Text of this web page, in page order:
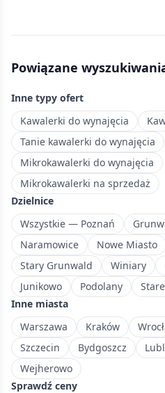
przystępne
na
lub
pod
inwestycję.
Dynamiczna
dzielnica
Poznania
z
uniwersytetem
i
życiem
studenckim.
Powiązane
Inne typy ofert
Kawalerki do wynajęcia
Tanie kawalerki do wynajęcia
Mikrokawalerki do wynajęcia
Mikrokawalerki na sprzedaż
Dzielnice
Wszystkie — Poznań
Naramowice
Nowe Miasto
Stary Grunwald
Winiary
Junikowo
Podolany
Inne miasta
Warszawa
Kraków
Szczecin
Bydgoszcz
Wejherowo
Sprawdź ceny